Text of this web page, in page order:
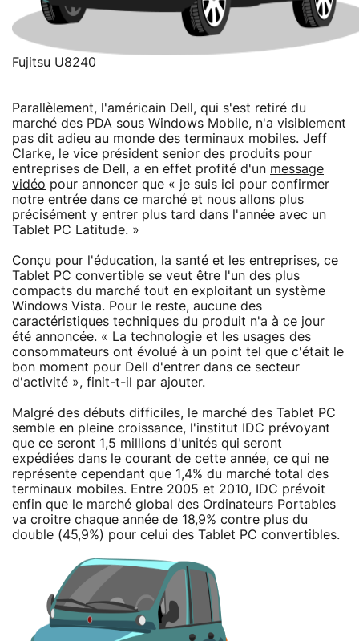
Fujitsu U8240
Parallèlement, l'américain Dell, qui s'est retiré du
marché des PDA sous Windows Mobile, n'a visiblement
pas dit adieu au monde des terminaux mobiles. Jeff
Clarke, le vice président senior des produits pour
entreprises de Dell, a en effet profité d'un message
vidéo pour annoncer que « je suis ici pour confirmer
notre entrée dans ce marché et nous allons plus
précisément y entrer plus tard dans l'année avec un
Tablet PC Latitude. »
Conçu pour l'éducation, la santé et les entreprises, ce
Tablet PC convertible se veut être l'un des plus
compacts du marché tout en exploitant un système
Windows Vista. Pour le reste, aucune des
caractéristiques techniques du produit n'a à ce jour
été annoncée. « La technologie et les usages des
consommateurs ont évolué à un point tel que c'était le
bon moment pour Dell d'entrer dans ce secteur
d'activité », finit-t-il par ajouter.
Malgré des débuts difficiles, le marché des Tablet PC
semble en pleine croissance, l'institut IDC prévoyant
que ce seront 1,5 millions d'unités qui seront
expédiées dans le courant de cette année, ce qui ne
représente cependant que 1,4% du marché total des
terminaux mobiles. Entre 2005 et 2010, IDC prévoit
enfin que le marché global des Ordinateurs Portables
va croitre chaque année de 18,9% contre plus du
double (45,9%) pour celui des Tablet PC convertibles.